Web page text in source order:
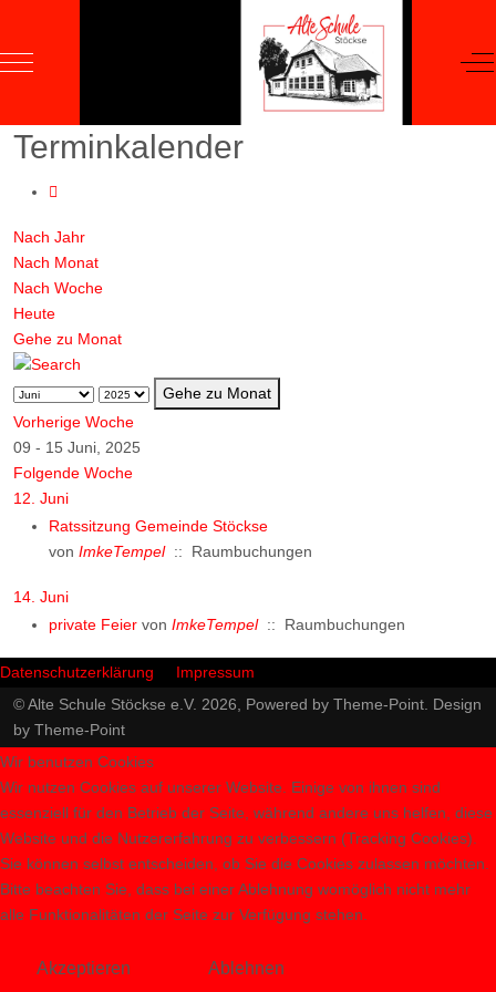
Mobile Menu Toggle
Terminkalender
Nach Jahr
Nach Monat
Nach Woche
Heute
Gehe zu Monat
Gehe zu Monat
Vorherige Woche
09 - 15 Juni, 2025
Folgende Woche
12. Juni
Ratssitzung Gemeinde Stöckse
von ImkeTempel:: Raumbuchungen
14. Juni
private Feier von ImkeTempel:: Raumbuchungen
Datenschutzerklärung
Impressum
© Alte Schule Stöckse e.V. 2026, Powered by Theme-Point. Design
by Theme-Point
Wir benutzen Cookies
Wir nutzen Cookies auf unserer Website. Einige von ihnen sind
essenziell für den Betrieb der Seite, während andere uns helfen, diese
Website und die Nutzererfahrung zu verbessern (Tracking Cookies).
Sie können selbst entscheiden, ob Sie die Cookies zulassen möchten.
Bitte beachten Sie, dass bei einer Ablehnung womöglich nicht mehr
alle Funktionalitäten der Seite zur Verfügung stehen.
Akzeptieren Ablehnen